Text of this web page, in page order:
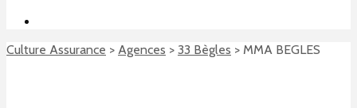
Culture Assurance > Agences > 33 Bègles > MMA BEGLES